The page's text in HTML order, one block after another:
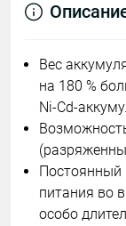
Вес
на 180 %
Ni-Cd-
Постоянный
питания во
особо